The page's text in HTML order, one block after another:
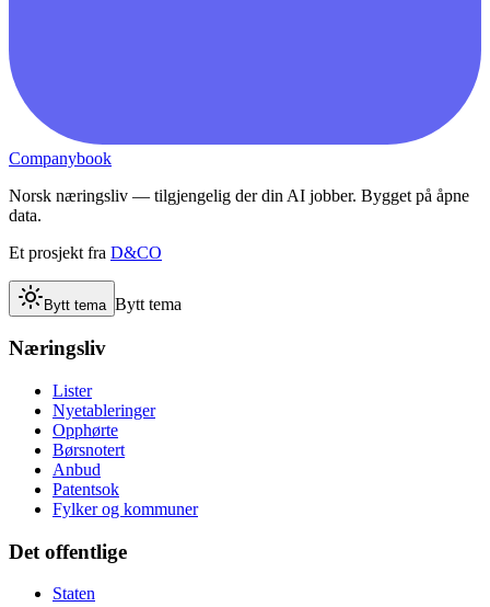
Companybook
Norsk næringsliv — tilgjengelig der din AI jobber. Bygget på åpne
data.
Et prosjekt fra D&CO
Bytt tema Bytt tema
Næringsliv
Lister
Nyetableringer
Opphørte
Børsnotert
Anbud
Patentsok
Fylker og kommuner
Det offentlige
Staten